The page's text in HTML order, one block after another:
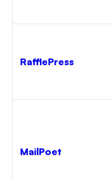
RafflePress
MailPoet